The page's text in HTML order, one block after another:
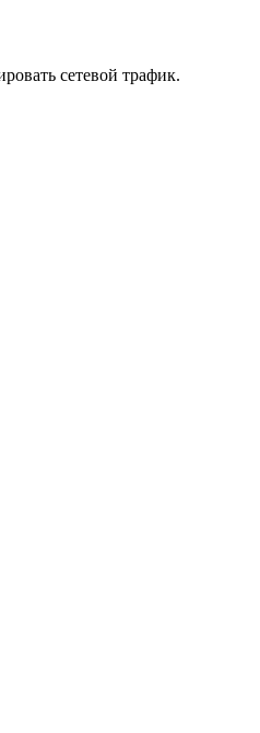
сетевой трафик.